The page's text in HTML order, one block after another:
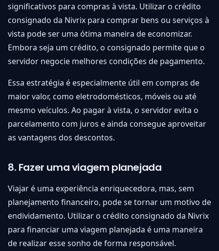
significativos para compras à vista. Utilizar o crédito
consignado da Nivrix para comprar bens ou serviços à
vista pode ser uma ótima maneira de economizar.
Embora seja um crédito, o consignado permite que o
servidor negocie melhores condições de pagamento.
Essa estratégia é especialmente útil em compras de
maior valor, como eletrodomésticos, móveis ou até
mesmo veículos. Ao pagar à vista, o servidor evita o
parcelamento com juros e ainda consegue aproveitar
as vantagens dos descontos.
8. Fazer uma viagem planejada
Viajar é uma experiência enriquecedora, mas, sem
planejamento financeiro, pode se tornar um motivo de
endividamento. Utilizar o crédito consignado da Nivrix
para financiar uma viagem planejada é uma maneira
de realizar esse sonho de forma responsável.